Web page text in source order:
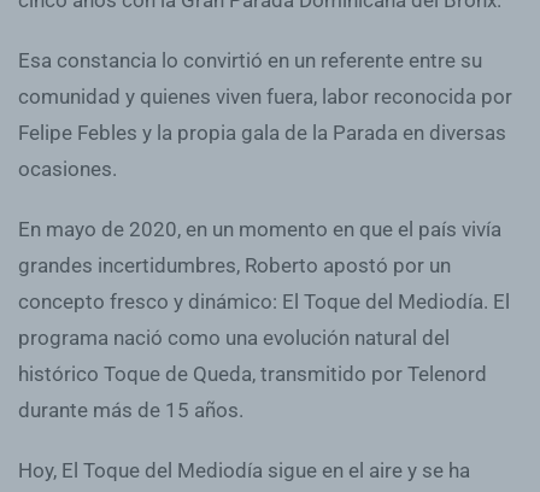
Esa constancia lo convirtió en un referente entre su
comunidad y quienes viven fuera, labor reconocida por
Felipe Febles y la propia gala de la Parada en diversas
ocasiones.
En mayo de 2020, en un momento en que el país vivía
grandes incertidumbres, Roberto apostó por un
concepto fresco y dinámico: El Toque del Mediodía. El
programa nació como una evolución natural del
histórico Toque de Queda, transmitido por Telenord
durante más de 15 años.
Hoy, El Toque del Mediodía sigue en el aire y se ha